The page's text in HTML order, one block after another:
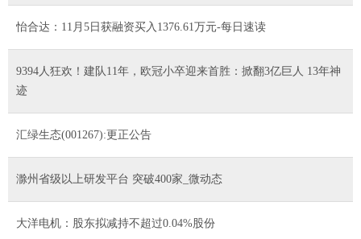
怡合达：11月5日获融资买入1376.61万元-每日速读
9394人狂欢！建队11年，欧冠小卒迎来首胜：掀翻3亿巨人 13年神
迹
汇绿生态(001267):更正公告
滁州省级以上研发平台 突破400家_微动态
大洋电机：股东拟减持不超过0.04%股份